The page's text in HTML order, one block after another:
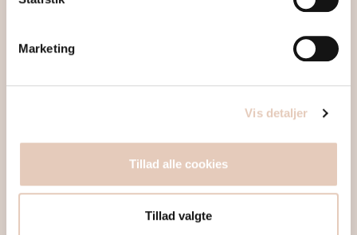
Marketing
Vis detaljer
Tillad alle cookies
Tillad valgte
info@susunivers.dk
Instagram@susunivers
Få nyheder direkte i din mail
Tilmeld dig vores nyhedsbrev her